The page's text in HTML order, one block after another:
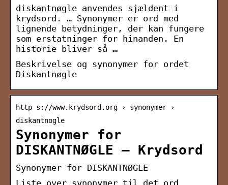
diskantnøgle anvendes sjældent i
krydsord. … Synonymer er ord med
lignende betydninger, der kan fungere
som erstatninger for hinanden. En
historie bliver så …
Beskrivelse og synonymer for ordet
Diskantnøgle
http s://www.krydsord.org › synonymer ›
diskantnogle
Synonymer for
DISKANTNØGLE – Krydsord
Synonymer for DISKANTNØGLE